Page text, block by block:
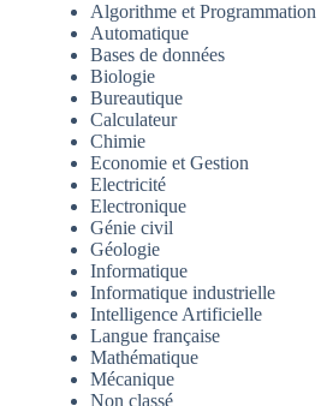
Algorithme et Programmation
Automatique
Bases de données
Biologie
Bureautique
Calculateur
Chimie
Economie et Gestion
Electricité
Electronique
Génie civil
Géologie
Informatique
Informatique industrielle
Intelligence Artificielle
Langue française
Mathématique
Mécanique
Non classé